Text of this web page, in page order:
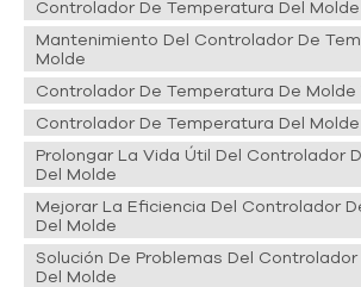
Controlador De Temperatura Del Molde
Mantenimiento Del Controlador De
Molde
Controlador De Temperatura De
Controlador De Temperatura Del
Prolongar La Vida Útil Del Controlador
Del Molde
Mejorar La Eficiencia Del Controlador
Del Molde
Solución De Problemas Del
Del Molde